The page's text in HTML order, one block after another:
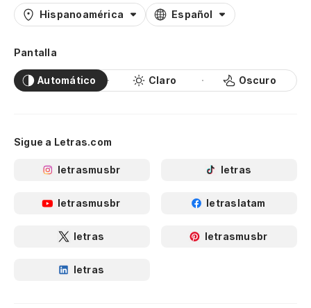
Hispanoamérica Español
Pantalla
Automático Claro Oscuro
Sigue a Letras.com
letrasmusbr letras
letrasmusbr letraslatam
letras letrasmusbr
letras